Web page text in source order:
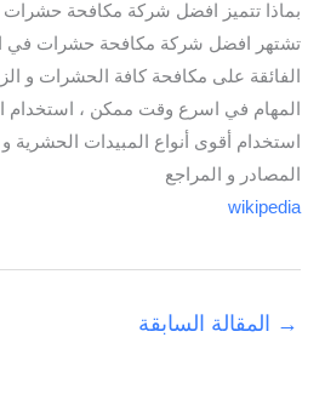
بماذا تتميز افضل شركة مكافحة حشرات
تشتهر افضل شركة مكافحة حشرات في
الفائقة على مكافحة كافة الحشرات و
المهام في اسرع وقت ممكن ، استخدام
استخدام أقوى أنواع المبيدات الحشرية و
المصادر و المراجع
wikipedia
→ المقالة السابقة